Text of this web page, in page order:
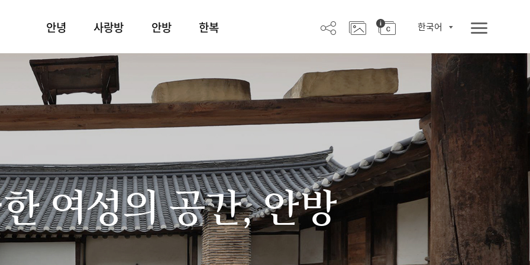
안녕 사랑방 안방 한복 한국어
여성의 공간, 안방